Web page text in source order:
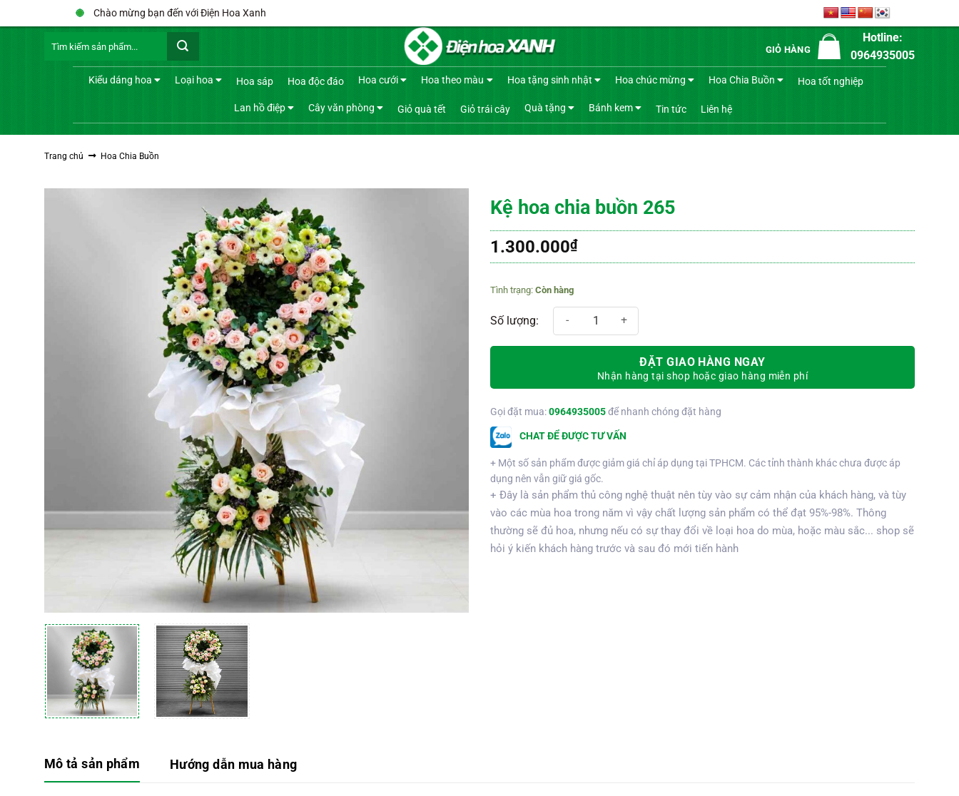
qua
Chào mừng bạn đến với Điện Hoa Xanh
kiếm:
GIỎ HÀNG
Hotline:
0964935005
Kiểu dáng hoa Loại hoa Hoa sáp Hoa độc đáo Hoa cưới Hoa theo màu Hoa tặng sinh nhật Hoa chúc mừng Hoa Chia Buồn Hoa tốt nghiệp
Lan hồ điệp Cây văn phòng Giỏ quà tết Giỏ trái cây Quà tặng Bánh kem Tin tức Liên hệ
Trang chủ Hoa Chia Buồn
Kệ hoa chia buồn 265
1.300.000₫
Còn hàng
Kệ hoa chia buồn 265 số lượng
ĐẶT GIAO HÀNG NGAY
Nhận hàng tại shop hoặc giao hàng miễn phí
Gọi đặt mua:0964935005để nhanh chóng đặt hàng
CHAT ĐỂ ĐƯỢC TƯ VẤN
+ Một số sản phẩm được giảm giá chỉ áp dụng tại TPHCM. Các tỉnh thành khác chưa được áp
dụng nên vẫn giữ giá gốc.
+ Đây là sản phẩm thủ công nghệ thuật nên tùy vào sự cảm nhận của khách hàng, và tùy
vào các mùa hoa trong năm vì vậy chất lượng sản phẩm có thể đạt 95%-98%. Thông
thường sẽ đủ hoa, nhưng nếu có sự thay đổi về loại hoa do mùa, hoặc màu sắc... shop sẽ
hỏi ý kiến khách hàng trước và sau đó mới tiến hành
Mô tả sản phẩm Hướng dẫn mua hàng